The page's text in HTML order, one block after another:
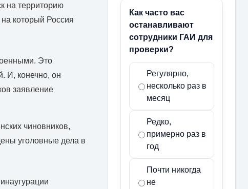
на территорию
который Россия
Это
И, конечно, он
заявление
чиновников,
уголовные дела в
Как часто вас
останавливают
сотрудники ГАИ для
проверки?
Регулярно,
несколько раз в
месяц
Редко,
примерно раз в
год
Почти никогда
не